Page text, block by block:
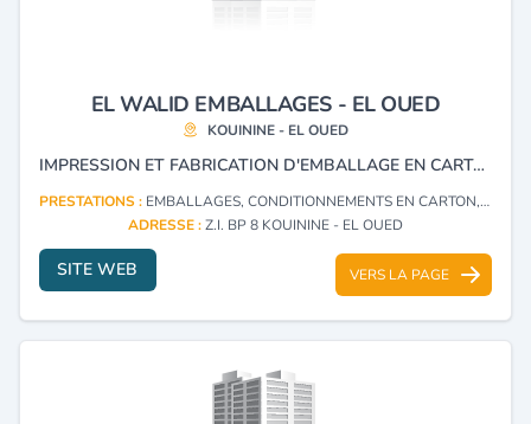
EL WALID EMBALLAGES - EL OUED
KOUININE - EL OUED
IMPRESSION ET FABRICATION D'EMBALLAGE EN CARTON ET PLASTIQUE.
PRESTATIONS : EMBALLAGES, CONDITIONNEMENTS EN CARTON, PAPIER
ADRESSE :Z.I. BP 8 KOUININE - EL OUED
SITE WEB VERS LA PAGE